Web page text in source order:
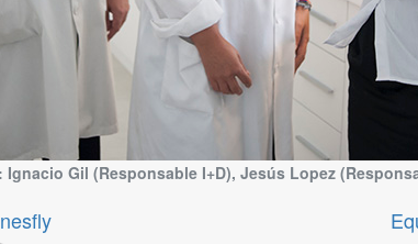
Ignacio Gil (Responsable I+D), Jesús Lopez